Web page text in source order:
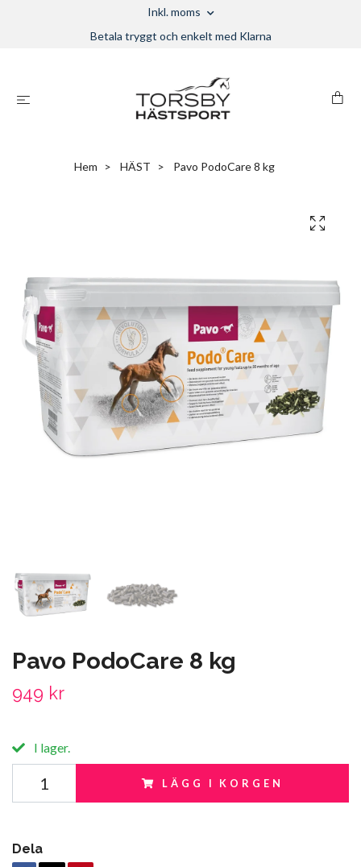
Inkl. moms
Betala tryggt och enkelt med Klarna
Hem HÄST Pavo PodoCare 8 kg
Pavo PodoCare 8 kg
949 kr
I lager.
LÄGG I KORGEN
Dela